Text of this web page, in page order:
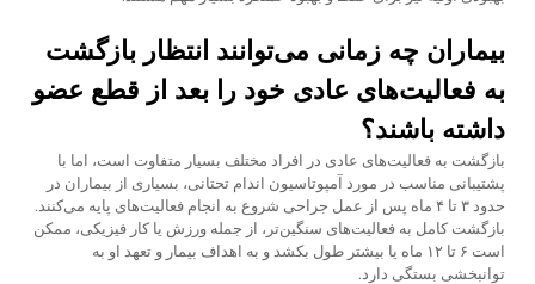
بیماران چه زمانی می‌توانند انتظار بازگشت
به فعالیت‌های عادی خود را بعد از قطع عضو
داشته باشند؟
بازگشت به فعالیت‌های عادی در افراد مختلف بسیار متفاوت است، اما با
پشتیبانی مناسب در مورد آمپوتاسیون اندام تحتانی، بسیاری از بیماران در
حدود ۳ تا ۴ ماه پس از عمل جراحی شروع به انجام فعالیت‌های پایه می‌کنند.
بازگشت کامل به فعالیت‌های سنگین‌تر، از جمله ورزش یا کار فیزیکی، ممکن
است ۶ تا ۱۲ ماه یا بیشتر طول بکشد و به اهداف بیمار و تعهد او به
توانبخشی بستگی دارد.